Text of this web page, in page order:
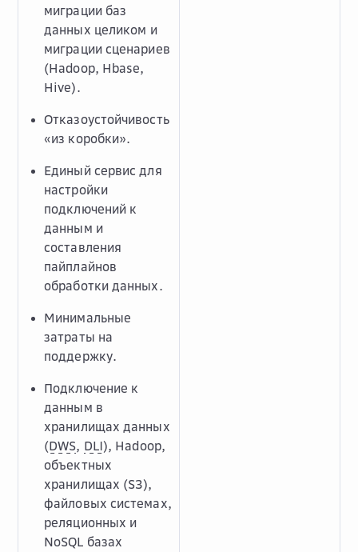
миграции баз
данных целиком и
миграции сценариев
(Hadoop, Hbase,
Hive).
Отказоустойчивость
«из коробки».
Единый сервис для
настройки
подключений к
данным и
составления
пайплайнов
обработки данных.
Минимальные
затраты на
поддержку.
Подключение к
данным в
хранилищах данных
(DWS, DLI), Hadoop,
объектных
хранилищах (S3),
файловых системах,
реляционных и
NoSQL базах